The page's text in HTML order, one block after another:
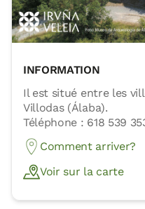
INFORMATION
Il est situé entre les
Villodas (Álaba).
Téléphone : 618 539
Comment arriver?
Voir sur la carte